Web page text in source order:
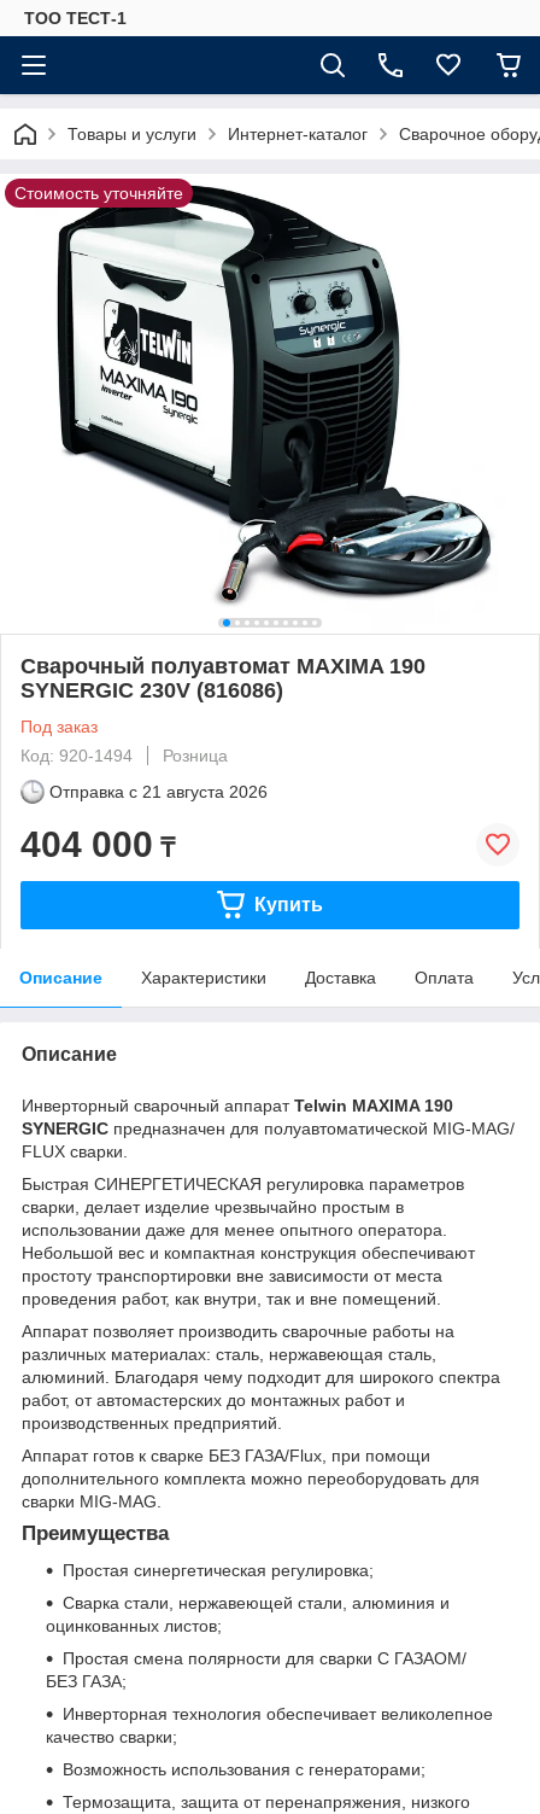
ТОО ТЕСТ-1
Товары и услуги Интернет-каталог Сварочное
Стоимость уточняйте
Сварочный полуавтомат MAXIMA 190
SYNERGIC 230V (816086)
Под заказ
Код: 920-1494
Розница
Отправка с 21 августа 2026
404 000 ₸
Купить
Описание Характеристики Доставка Оплата
Описание
Инверторный сварочный аппаратTelwin MAXIMA 190
SYNERGIC предназначен для полуавтоматической MIG-MAG/
FLUX сварки.
Быстрая СИНЕРГЕТИЧЕСКАЯ регулировка параметров
сварки, делает изделие чрезвычайно простым в
использовании даже для менее опытного оператора.
Небольшой вес и компактная конструкция обеспечивают
простоту транспортировки вне зависимости от места
проведения работ, как внутри, так и вне помещений.
Аппарат позволяет производить сварочные работы на
различных материалах: сталь, нержавеющая сталь,
алюминий. Благодаря чему подходит для широкого спектра
работ, от автомастерских до монтажных работ и
производственных предприятий.
Аппарат готов к сварке БЕЗ ГАЗА/Flux, при помощи
дополнительного комплекта можно переоборудовать для
сварки MIG-MAG.
Преимущества
Простая синергетическая регулировка;
Сварка стали, нержавеющей стали, алюминия и
оцинкованных листов;
Простая смена полярности для сварки С ГАЗАОМ/
БЕЗ ГАЗА;
Инверторная технология обеспечивает великолепное
качество сварки;
Возможность использования с генераторами;
Термозащита, защита от перенапряжения, низкого